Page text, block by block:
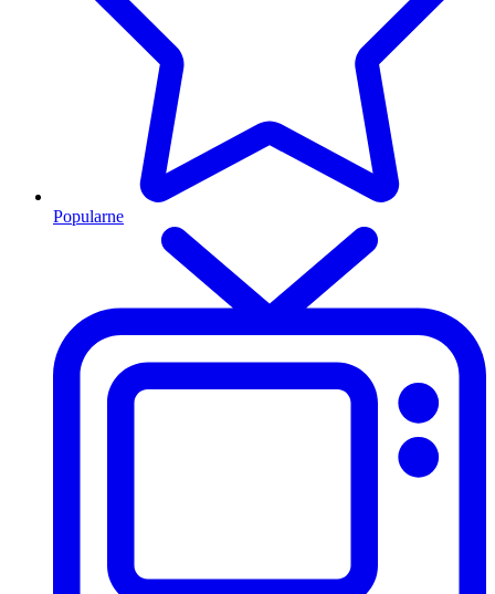
Popularne